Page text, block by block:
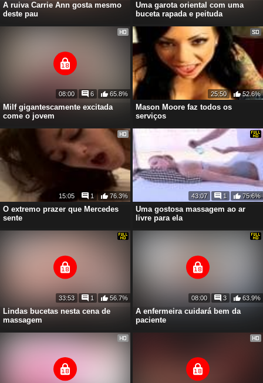
A ruiva Carrie Ann gosta mesmo
deste pau
Uma garota oriental com uma
buceta rapada e peituda
Milf gigantescamente excitada
come o jovem
08:00 6 65.8%
Mason Moore faz todos os
serviços
25:50 52.6%
O extremo prazer que Mercedes
sente
15:05 1 76.3%
Uma gostosa massagem ao ar
livre para ela
43:07 1 75.6%
Lindas bucetas nesta cena de
massagem
33:53 1 56.7%
A enfermeira cuidará bem da
paciente
08:00 3 63.9%